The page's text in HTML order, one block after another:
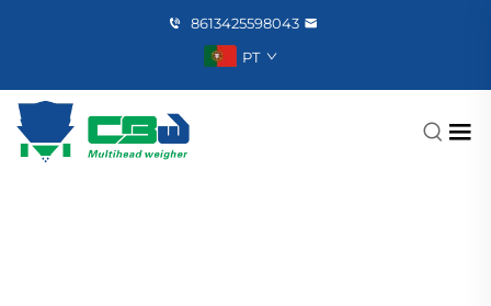
8613425598043
PT